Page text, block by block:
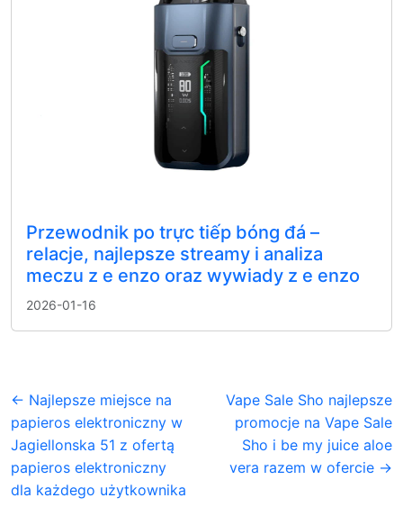
Przewodnik po trực tiếp bóng đá –
relacje, najlepsze streamy i analiza
meczu z e enzo oraz wywiady z e enzo
2026-01-16
← Najlepsze miejsce na
papieros elektroniczny w
Jagiellonska 51 z ofertą
papieros elektroniczny
dla każdego użytkownika
Vape Sale Sho najlepsze
promocje na Vape Sale
Sho i be my juice aloe
vera razem w ofercie →